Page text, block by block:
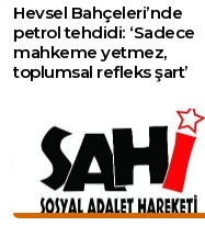
Hevsel Bahçeleri’nde
petrol tehdidi: ‘Sadece
mahkeme yetmez,
toplumsal refleks şart’